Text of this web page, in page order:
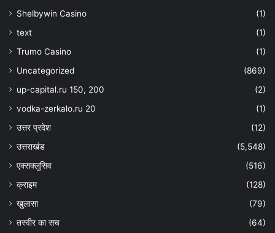
Shelbywin Casino
(1)
text
(1)
Trumo Casino
(1)
Uncategorized
(869)
up-capital.ru 150, 200
(2)
vodka-zerkalo.ru 20
(1)
उत्तर प्रदेश
(12)
उत्तराखंड
(5,548)
एक्सक्लुसिव
(516)
क्राइम
(128)
खुलासा
(79)
तस्वीर का सच
(64)